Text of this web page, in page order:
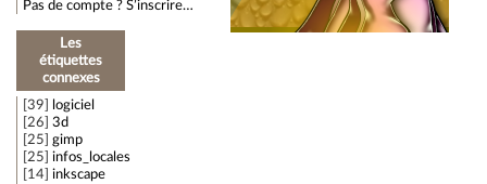
Pas de compte ? S’inscrire…
Les
étiquettes
connexes
39
logiciel
26
3d
25
gimp
25
infos_locales
14
inkscape